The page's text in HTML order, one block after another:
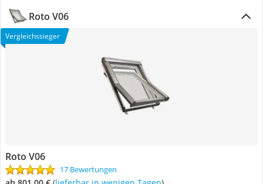
Roto V06
Vergleichssieger
Roto V06
17 Bewertungen